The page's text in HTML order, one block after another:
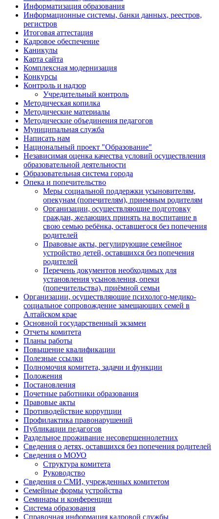
Информатизация образования
Информационные системы, банки данных, реестров,
регистров
Итоговая аттестация
Кадровое обеспечение
Каникулы
Карта сайта
Комплексная модернизация
Конкурсы
Контроль и надзор
Учредительный контроль
Методическая копилка
Методические материалы
Методические объединения педагогов
Муниципальная служба
Написать нам
Национальный проект "Образование"
Независимая оценка качества условий осуществления
образовательной деятельности
Образовательная система города
Опека и попечительство
Меры социальной поддержки усыновителям,
опекунам (попечителям), приемным родителям
Организации, осуществляющие подготовку
граждан, желающих принять на воспитание в
свою семью ребёнка, оставшегося без попечения
родителей
Правовые акты, регулирующие семейное
устройство детей, оставшихся без попечения
родителей
Перечень документов необходимых для
установления усыновления, опеки
(попечительства), приёмной семьи
Организации, осуществляющие психолого-медико-
социальное сопровождение замещающих семей в
Алтайском крае
Основной государственный экзамен
Отчеты комитета
Планы работы
Повышение квалификации
Полезные ссылки
Полномочия комитета, задачи и функции
Положения
Постановления
Почетные работники образования
Правовые акты
Противодействие коррупции
Профилактика правонарушений
Публикации педагогов
Раздельное проживание несовершеннолетних
Сведения о детях, оставшихся без попечения родителей
Сведения о МОУО
Структура комитета
Руководство
Сведения о СМИ, учрежденных комитетом
Семейные формы устройства
Семинары и конференции
Система образования
Справочная информация кадровой службы